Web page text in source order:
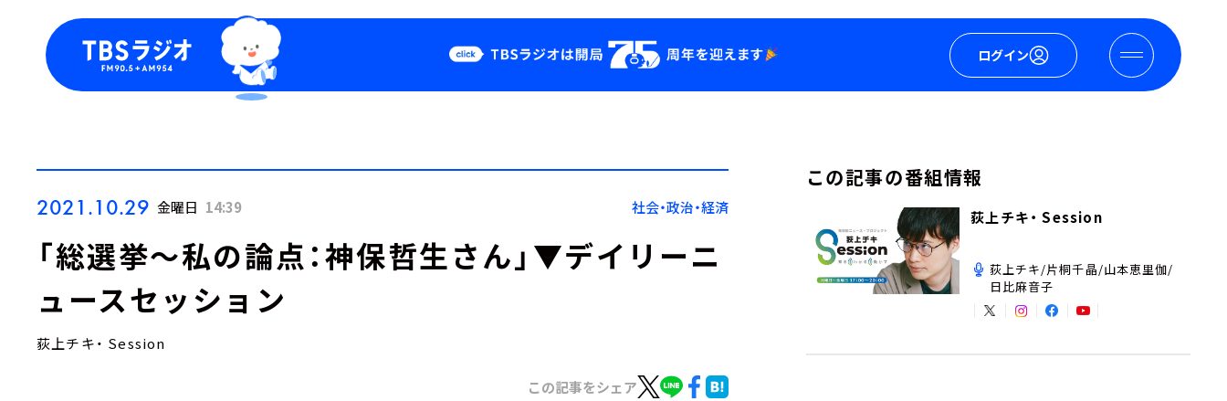
ログイン
Podcast
YouTube
会社情報
2021.10.29 金曜日 14:39 社会・政治・経済
「総選挙～私の論点：神保哲生さん」▼デイリーニ
ュースセッション
荻上チキ・ Session
この記事をシェア
この記事の番組情報
荻上チキ・ Session
荻上チキ/片桐千晶/山本恵里伽/
日比麻音子